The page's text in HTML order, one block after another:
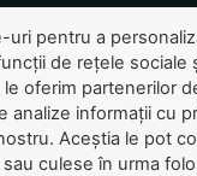
Plastic Free July
participanții au
mari eforturi de
uri pentru a
de rețele sociale
oferim partenerilor
analize informații cu
Aceștia le pot
culese în urma